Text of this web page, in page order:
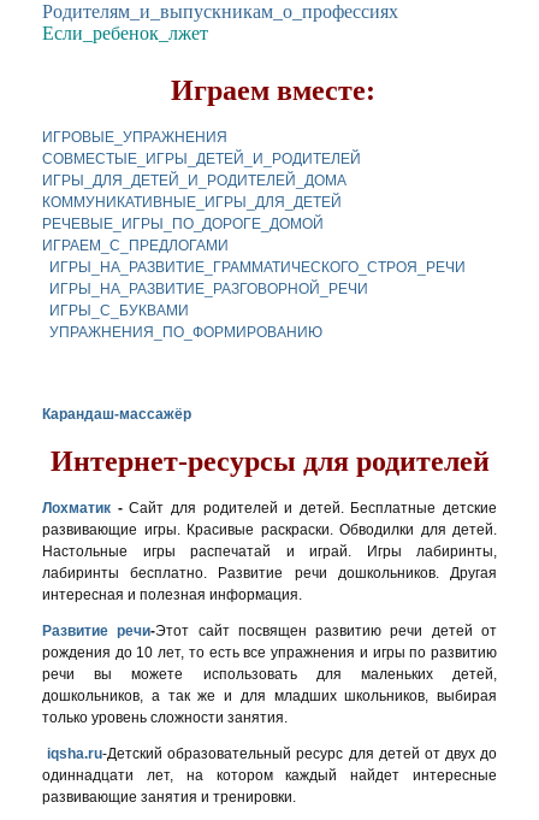
Родителям_и_выпускникам_о_профессиях
Если_ребенок_лжет
Играем вместе:
ИГРОВЫЕ_УПРАЖНЕНИЯ
СОВМЕСТЫЕ_ИГРЫ_ДЕТЕЙ_И_РОДИТЕЛЕЙ
ИГРЫ_ДЛЯ_ДЕТЕЙ_И_РОДИТЕЛЕЙ_ДОМА
КОММУНИКАТИВНЫЕ_ИГРЫ_ДЛЯ_ДЕТЕЙ
РЕЧЕВЫЕ_ИГРЫ_ПО_ДОРОГЕ_ДОМОЙ
ИГРАЕМ_С_ПРЕДЛОГАМИ
ИГРЫ_НА_РАЗВИТИЕ_ГРАММАТИЧЕСКОГО_СТРОЯ_РЕЧИ
ИГРЫ_НА_РАЗВИТИЕ_РАЗГОВОРНОЙ_РЕЧИ
ИГРЫ_С_БУКВАМИ
УПРАЖНЕНИЯ_ПО_ФОРМИРОВАНИЮ
Карандаш-массажёр
Интернет-ресурсы для родителей
Лохматик -Сайт для родителей и детей. Бесплатные детские
развивающие игры. Красивые раскраски. Обводилки для детей.
Настольные игры распечатай и играй. Игры лабиринты,
лабиринты бесплатно. Развитие речи дошкольников. Другая
интересная и полезная информация.
Развитие речи-Этот сайт посвящен развитию речи детей от
рождения до 10 лет, то есть все упражнения и игры по развитию
речи вы можете использовать для маленьких детей,
дошкольников, а так же и для младших школьников, выбирая
только уровень сложности занятия.
iqsha.ru-Детский образовательный ресурс для детей от двух до
одиннадцати лет, на котором каждый найдет интересные
развивающие занятия и тренировки​.